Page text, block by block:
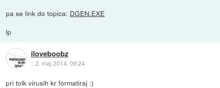
pa se link do topica: DGEN.EXE
lp
iloveboobz
::2. maj 2014, 09:24
pri tolk virusih kr formatiraj :)